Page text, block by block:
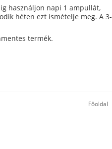
használjon napi 1 ampullát,
héten ezt ismételje meg. A 3-
termék.
Főoldal